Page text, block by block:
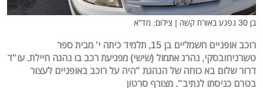
בן 30 נפגע באורח קשה | צילום: מד"א
רוכב אופניים חשמליים בן 15, תלמיד כיתה י' מבית ספר
טשרניחובסקי, נהרג אתמול (שישי) מפגיעת רכב בו נהגה חיילת. עו"ד
דרור שלום בא כוחה של הנהגת "היה על רוכב באופניים לעצור
בטרם כניסתו לנתיב". מצורף סרטון